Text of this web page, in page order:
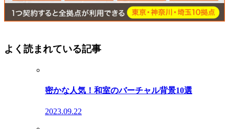
よく読まれている記事
密かな人気！和室のバーチャル背景10選
2023.09.22